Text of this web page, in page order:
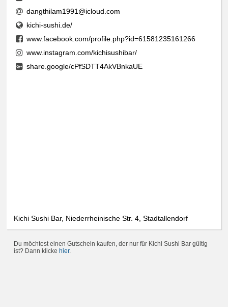
dangthilam1991@icloud.com
kichi-sushi.de/
www.facebook.com/profile.php?id=61581235161266
www.instagram.com/kichisushibar/
share.google/cPfSDTT4AkVBnkaUE
Kichi Sushi Bar, Niederrheinische Str. 4, Stadtallendorf
Du möchtest einen Gutschein kaufen, der nur für Kichi Sushi Bar gültig
ist? Dann klicke hier.